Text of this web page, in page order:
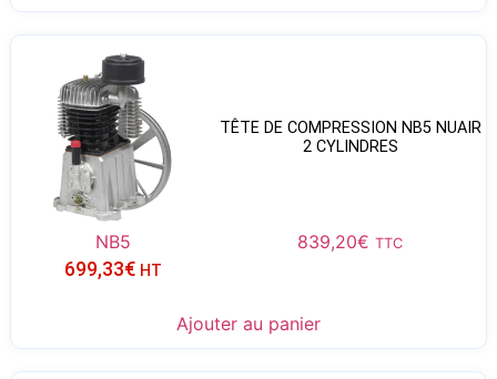
TÊTE DE COMPRESSION NB5 NUAIR
2 CYLINDRES
NB5 839,20€ TTC
699,33€ HT
Ajouter au panier